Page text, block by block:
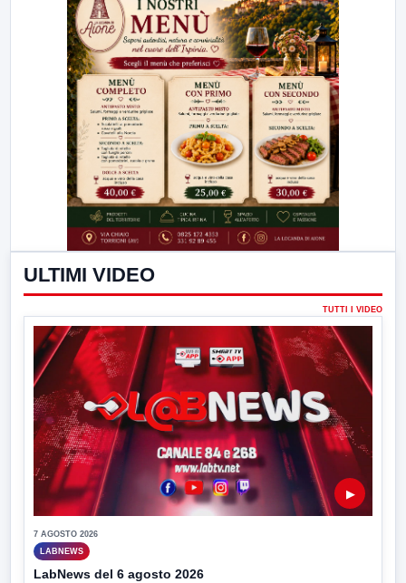
ULTIMI VIDEO
TUTTI I VIDEO
▶
7 AGOSTO 2026
LABNEWS
LabNews del 6 agosto 2026